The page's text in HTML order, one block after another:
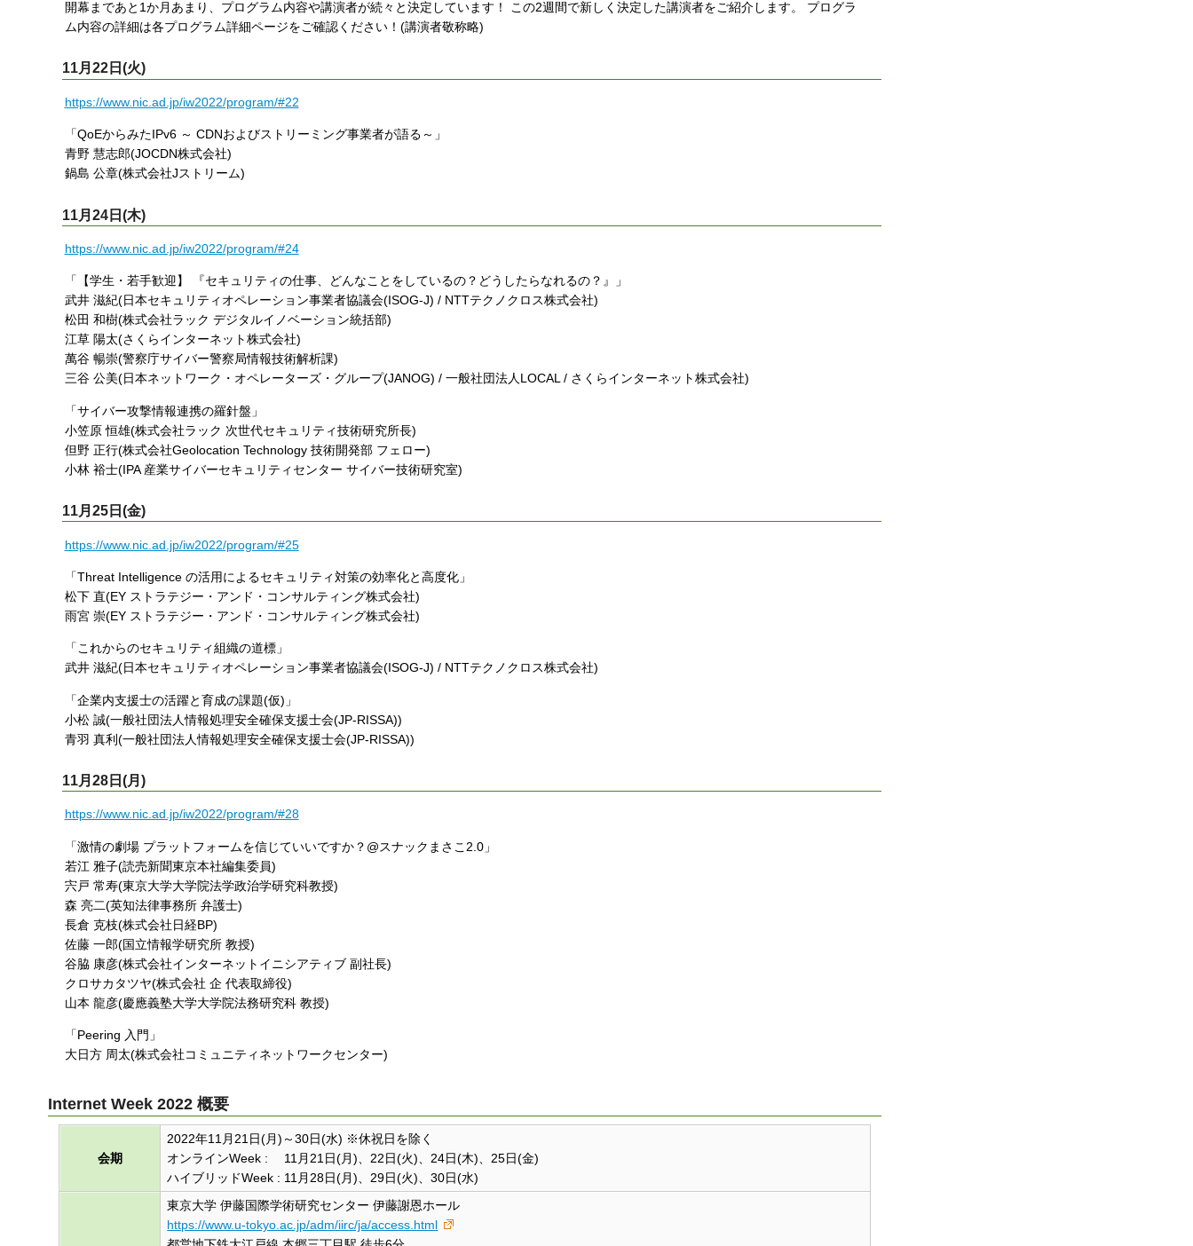
開幕まであと1か月あまり、プログラム内容や講演者が続々と決定しています！ この2週間で新しく決定した講演者をご紹介します。 プログラ
ム内容の詳細は各プログラム詳細ページをご確認ください！(講演者敬称略)
11月22日(火)
https://www.nic.ad.jp/iw2022/program/#22
「QoEからみたIPv6 ～ CDNおよびストリーミング事業者が語る～」
青野 慧志郎(JOCDN株式会社)
鍋島 公章(株式会社Jストリーム)
11月24日(木)
https://www.nic.ad.jp/iw2022/program/#24
「【学生・若手歓迎】 『セキュリティの仕事、どんなことをしているの？どうしたらなれるの？』」
武井 滋紀(日本セキュリティオペレーション事業者協議会(ISOG-J) / NTTテクノクロス株式会社)
松田 和樹(株式会社ラック デジタルイノベーション統括部)
江草 陽太(さくらインターネット株式会社)
萬谷 暢崇(警察庁サイバー警察局情報技術解析課)
三谷 公美(日本ネットワーク・オペレーターズ・グループ(JANOG) / 一般社団法人LOCAL / さくらインターネット株式会社)
「サイバー攻撃情報連携の羅針盤」
小笠原 恒雄(株式会社ラック 次世代セキュリティ技術研究所長)
但野 正行(株式会社Geolocation Technology 技術開発部 フェロー)
小林 裕士(IPA 産業サイバーセキュリティセンター サイバー技術研究室)
11月25日(金)
https://www.nic.ad.jp/iw2022/program/#25
「Threat Intelligence の活用によるセキュリティ対策の効率化と高度化」
松下 直(EY ストラテジー・アンド・コンサルティング株式会社)
雨宮 崇(EY ストラテジー・アンド・コンサルティング株式会社)
「これからのセキュリティ組織の道標」
武井 滋紀(日本セキュリティオペレーション事業者協議会(ISOG-J) / NTTテクノクロス株式会社)
「企業内支援士の活躍と育成の課題(仮)」
小松 誠(一般社団法人情報処理安全確保支援士会(JP-RISSA))
青羽 真利(一般社団法人情報処理安全確保支援士会(JP-RISSA))
11月28日(月)
https://www.nic.ad.jp/iw2022/program/#28
「激情の劇場 プラットフォームを信じていいですか？@スナックまさこ2.0」
若江 雅子(読売新聞東京本社編集委員)
宍戸 常寿(東京大学大学院法学政治学研究科教授)
森 亮二(英知法律事務所 弁護士)
長倉 克枝(株式会社日経BP)
佐藤 一郎(国立情報学研究所 教授)
谷脇 康彦(株式会社インターネットイニシアティブ 副社長)
クロサカタツヤ(株式会社 企 代表取締役)
山本 龍彦(慶應義塾大学大学院法務研究科 教授)
「Peering 入門」
大日方 周太(株式会社コミュニティネットワークセンター)
Internet Week 2022 概要
会期
2022年11月21日(月)～30日(水) ※休祝日を除く
オンラインWeek : 11月21日(月)、22日(火)、24日(木)、25日(金)
ハイブリッドWeek : 11月28日(月)、29日(火)、30日(水)
東京大学 伊藤国際学術研究センター 伊藤謝恩ホール
https://www.u-tokyo.ac.jp/adm/iirc/ja/access.html